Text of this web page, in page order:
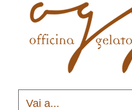
Vai a...